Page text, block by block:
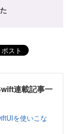
ポスト
連載記事一
を使いこな